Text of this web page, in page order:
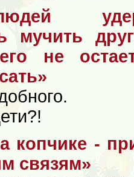
мучить
не
копчике -
связям»